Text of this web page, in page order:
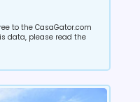
to the CasaGator.com
data, please read the